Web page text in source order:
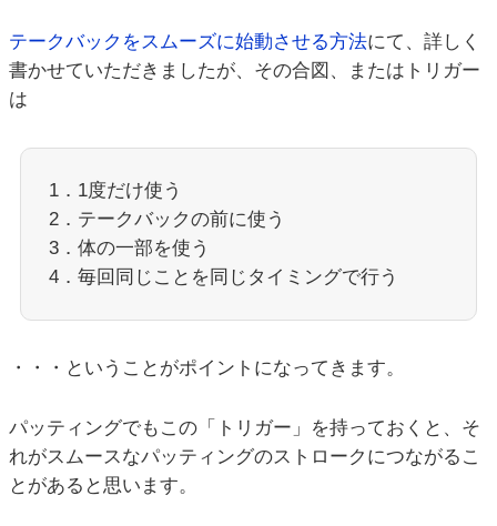
テークバックをスムーズに始動させる方法にて、詳しく
書かせていただきましたが、その合図、またはトリガー
は
1．1度だけ使う
2．テークバックの前に使う
3．体の一部を使う
4．毎回同じことを同じタイミングで行う
・・・ということがポイントになってきます。
パッティングでもこの「トリガー」を持っておくと、そ
れがスムースなパッティングのストロークにつながるこ
とがあると思います。